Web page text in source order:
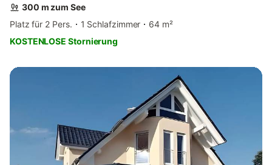
300 m zum See
Platz für 2 Pers.
1 Schlafzimmer
64 m²
KOSTENLOSE Stornierung